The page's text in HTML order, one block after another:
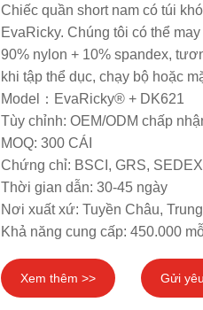
Chiếc quần short nam có túi
EvaRicky. Chúng tôi có thể
90% nylon + 10% spandex,
khi tập thể dục, chạy bộ hoặc
Model：EvaRicky® + DK621
Tùy chỉnh: OEM/ODM chấp
MOQ: 300 CÁI
Chứng chỉ: BSCI, GRS,
Thời gian dẫn: 30-45 ngày
Nơi xuất xứ: Tuyền Châu,
Khả năng cung cấp: 450.000
Xem thêm >> Gửi